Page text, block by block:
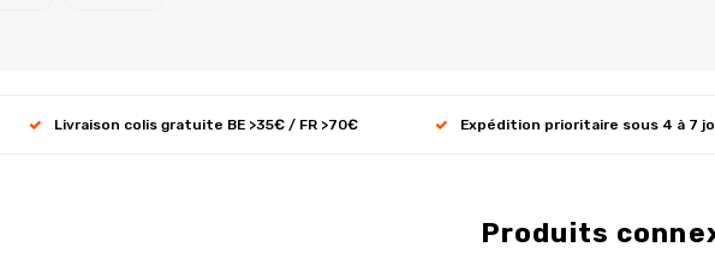
Livraison colis gratuite BE >35€ / FR >70€ Expédition prioritaire sous 4 à 7
Produits